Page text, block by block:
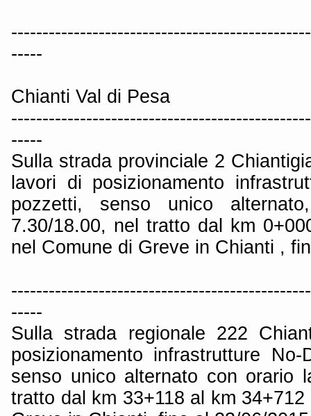
-----
Chianti Val di Pesa
-----
Sulla strada provinciale 2
lavori di posizionamento
pozzetti, senso unico
7.30/18.00, nel tratto dal km
nel Comune di Greve in Chianti ,
-----
Sulla strada regionale 222
posizionamento infrastrutture
senso unico alternato con orario
tratto dal km 33+118 al km